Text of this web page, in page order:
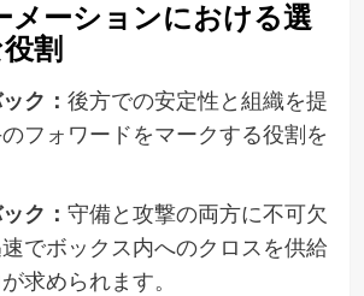
メーションにおける選
割
ク： 後方での安定性と組織を提
フォワードをマークする役割を
ク： 守備と攻撃の両方に不可欠
でボックス内へのクロスを供給
求められます。